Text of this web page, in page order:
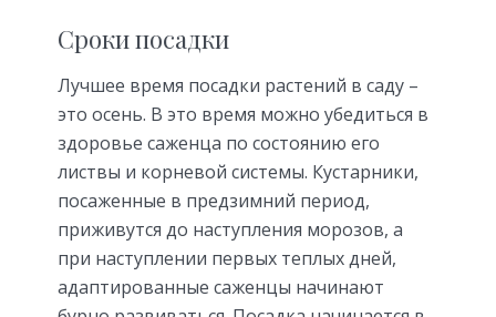
Сроки посадки
Лучшее время посадки растений в саду –
это осень. В это время можно убедиться в
здоровье саженца по состоянию его
листвы и корневой системы. Кустарники,
посаженные в предзимний период,
приживутся до наступления морозов, а
при наступлении первых теплых дней,
адаптированные саженцы начинают